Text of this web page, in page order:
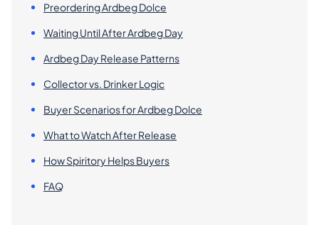
Preordering Ardbeg Dolce
Waiting Until After Ardbeg Day
Ardbeg Day Release Patterns
Collector vs. Drinker Logic
Buyer Scenarios for Ardbeg Dolce
What to Watch After Release
How Spiritory Helps Buyers
FAQ